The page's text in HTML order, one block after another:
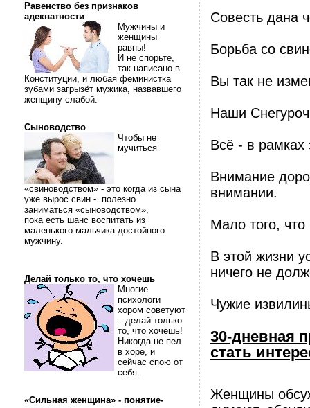
Равенство без признаков
адекватности
Мужчины и
женщины
равны!
И не спорьте,
так написано в
Конституции, и любая феминистка
зубами загрызёт мужика, назвавшего
женщину слабой.
Сыноводство
Чтобы не
мучиться
«свиноводством» - это когда из сына
уже вырос свин - полезно
заниматься «сыноводством»,
пока есть шанс воспитать из
маленького мальчика достойного
мужчину.
Делай только то, что хочешь
Многие
психологи
хором советуют
– делай только
то, что хочешь!
Никогда не пел
в хоре, и
сейчас спою от
себя.
«Сильная женщина» - понятие-
Совесть дана
Борьба со
Вы так не
Наши
Всё - в рамках
Внимание
внимании.
Мало того, что
В этой жизни
ничего не
Чужие
30-дневная
стать
Женщины